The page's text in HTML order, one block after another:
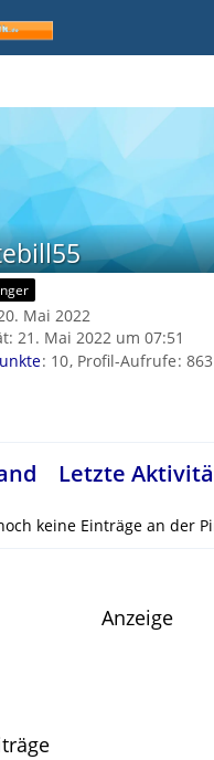
Mai 2022
21. Mai 2022 um 07:51
10 Profil-Aufrufe 863
Letzte
keine Einträge an der
Anzeige